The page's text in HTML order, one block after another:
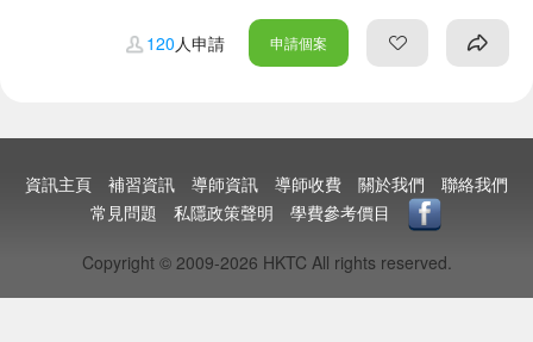
120 人申請 申請個案
資訊主頁 補習資訊 導師資訊 導師收費 關於我們
聯絡我們
常見問題
私隱政策聲明 學費參考價目
Copyright © 2009-2026 HKTC All rights reserved.